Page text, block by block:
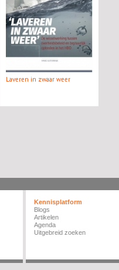
Laveren in zwaar weer
Kennisplatform
Blogs
Artikelen
Agenda
Uitgebreid zoeken